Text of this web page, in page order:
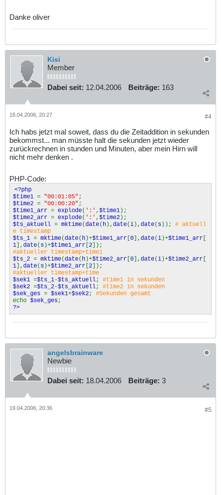
Danke oliver
Kisi
Member
Dabei seit: 12.04.2006 Beiträge: 163
#4
18.04.2006, 20:27
Ich habs jetzt mal soweit, dass du die Zeitaddition in sekunden
bekommst... man müsste halt die sekunden jetzt wieder
zurückrechnen in stunden und Minuten, aber mein Hirn will
nicht mehr denken .
PHP-Code:
<?php
$time1 = "00:01:05" ;
$time2 = "00:00:20" ;
$time1_arr = explode( ':' , $time1);
$time2_arr = explode( ':' , $time2);
$ts_aktuell = mktime(date( h), date(i), date( s)); # aktuell
e timestamp
$ts_1 = mktime(date( h)+$time1_arr [0], date(i)+$time1_arr [
1], date( s)+$time1_arr [2]);
#aktueller timestamp+time1
$ts_2 = mktime(date( h)+$time2_arr [0], date(i)+$time2_arr [
1], date( s)+$time2_arr [2]);
#aktueller timestamp+time
$sek1 =$ts_1-$ts_aktuell; #time1 in sekunden
$sek2 =$ts_2-$ts_aktuell; #time2 in sekunden
$sek_ges = $sek1+$sek2; #Sekunden gesamt
echo $sek_ges;
?>
angelsbrainware
Newbie
Dabei seit: 18.04.2006 Beiträge: 3
#5
19.04.2006, 20:36